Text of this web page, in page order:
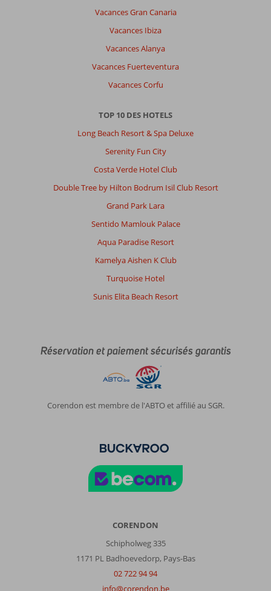
Vacances Gran Canaria
Vacances Ibiza
Vacances Alanya
Vacances Fuerteventura
Vacances Corfu
TOP 10 DES HOTELS
Long Beach Resort & Spa Deluxe
Serenity Fun City
Costa Verde Hotel Club
Double Tree by Hilton Bodrum Isil Club Resort
Grand Park Lara
Sentido Mamlouk Palace
Aqua Paradise Resort
Kamelya Aishen K Club
Turquoise Hotel
Sunis Elita Beach Resort
Réservation et paiement sécurisés garantis
Corendon est membre de l'ABTO et affilié au SGR.
CORENDON
Schipholweg 335
1171 PL Badhoevedorp, Pays-Bas
02 722 94 94
info@corendon.be